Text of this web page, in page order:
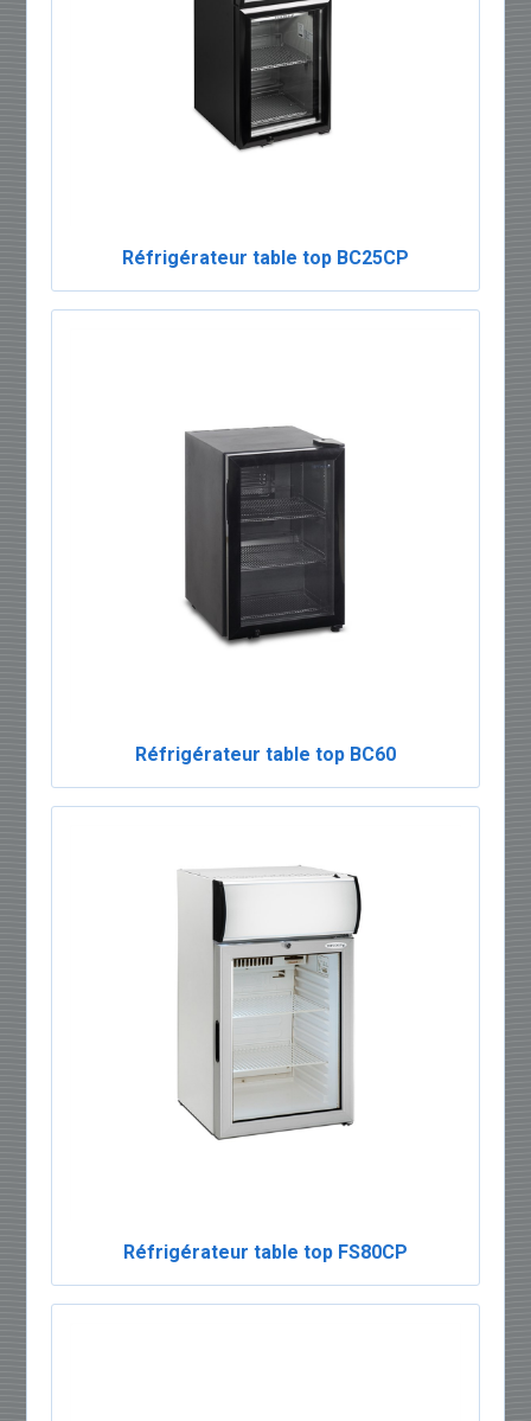
Réfrigérateur table top BC25CP
Réfrigérateur table top BC60
Réfrigérateur table top FS80CP